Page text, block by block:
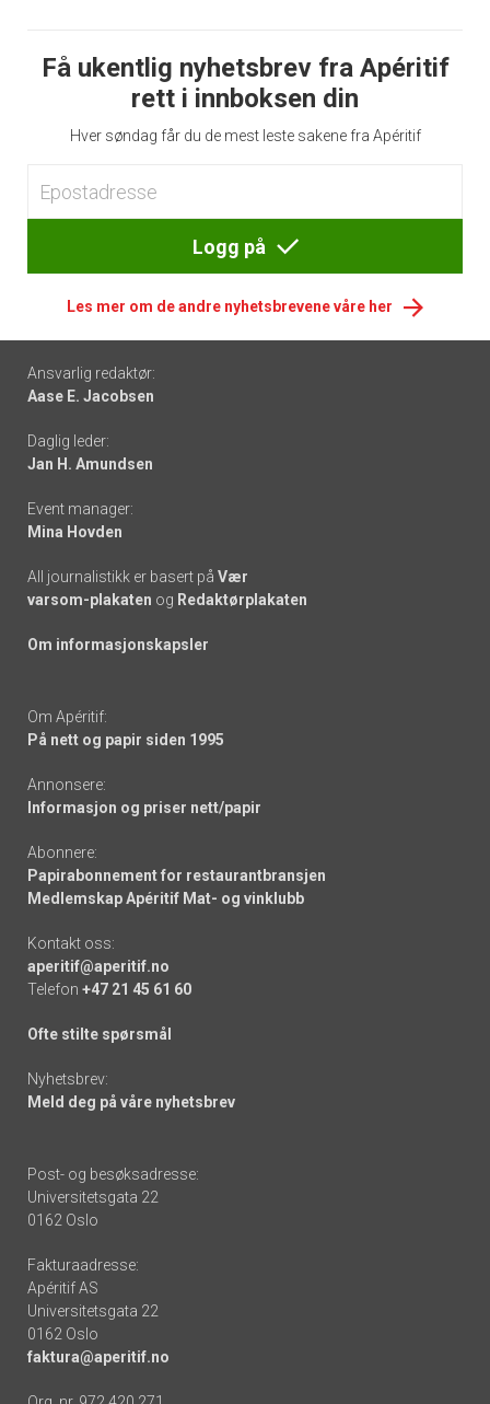
Få ukentlig nyhetsbrev fra Apéritif
rett i innboksen din
Hver søndag får du de mest leste sakene fra Apéritif
Logg på
Les mer om de andre nyhetsbrevene våre her
Footer
-
links
Ansvarlig redaktør:
Aase E. Jacobsen
Daglig leder:
Jan H. Amundsen
Event manager:
Mina Hovden
All journalistikk er basert på Vær
varsom-plakaten og Redaktørplakaten
Om informasjonskapsler
Om Apéritif:
På nett og papir siden 1995
Annonsere:
Informasjon og priser nett/papir
Abonnere:
Papirabonnement for restaurantbransjen
Medlemskap Apéritif Mat- og vinklubb
Kontakt oss:
aperitif@aperitif.no
Telefon +47 21 45 61 60
Ofte stilte spørsmål
Nyhetsbrev:
Meld deg på våre nyhetsbrev
Post- og besøksadresse:
Universitetsgata 22
0162 Oslo
Fakturaadresse:
Apéritif AS
Universitetsgata 22
0162 Oslo
faktura@aperitif.no